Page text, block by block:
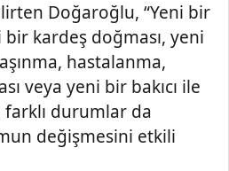
Doğaroğlu, “Yeni bir
kardeş doğması, yeni
hastalanma,
veya yeni bir bakıcı ile
durumlar da
değişmesini etkili